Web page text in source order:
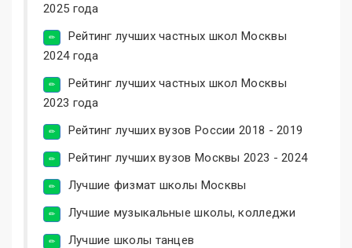
2025 года
Рейтинг лучших частных школ Москвы
2024 года
Рейтинг лучших частных школ Москвы
2023 года
Рейтинг лучших вузов России 2018 - 2019
Рейтинг лучших вузов Москвы 2023 - 2024
Лучшие физмат школы Москвы
Лучшие музыкальные школы, колледжи
Лучшие школы танцев